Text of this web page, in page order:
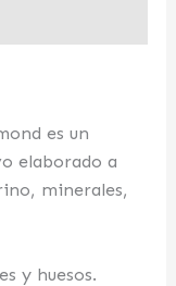
es un
elaborado a
minerales,
y huesos.